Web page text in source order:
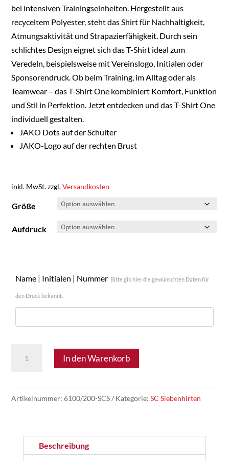
bei intensiven Trainingseinheiten. Hergestellt aus
recyceltem Polyester, steht das Shirt für Nachhaltigkeit,
Atmungsaktivität und Strapazierfähigkeit. Durch sein
schlichtes Design eignet sich das T-Shirt ideal zum
Veredeln, beispielsweise mit Vereinslogo, Initialen oder
Sponsorendruck. Ob beim Training, im Alltag oder als
Teamwear – das T-Shirt One kombiniert Komfort, Funktion
und Stil in Perfektion. Jetzt entdecken und das T-Shirt One
individuell gestalten.
JAKO Dots auf der Schulter
JAKO-Logo auf der rechten Brust
inkl. MwSt.zzgl.Versandkosten
Größe
Aufdruck
Name | Initialen | Nummer Bitte gib hier die gewünschten Daten für
den Druck bekannt.
Shirt
In den Warenkorb
Artikelnummer:6100/200-SCS Kategorie:SC Siebenhirten
Beschreibung